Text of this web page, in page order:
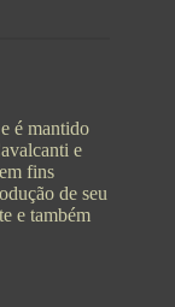
é mantido
e
fins
de seu
e também